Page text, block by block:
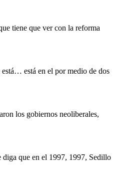
tiene que ver con la reforma
está en el por medio de dos
los gobiernos neoliberales,
diga que en el 1997, 1997, Sedillo